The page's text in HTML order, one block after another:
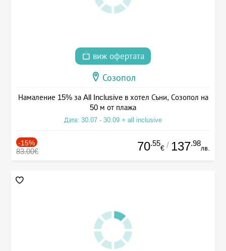
виж офертата
Созопол
Намаление 15% за All Inclusive в хотел Съни, Созопол на
50 м от плажа
Дата: 30.07 - 30.09 + all inclusive
-15%
83.00€ 70.55
€ / 137.98
лв.